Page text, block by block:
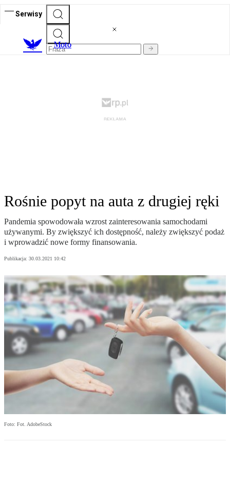
Serwisy
Moto
Rośnie popyt na auta z drugiej ręki
Pandemia spowodowała wzrost zainteresowania samochodami
używanymi. By zwiększyć ich dostępność, należy zwiększyć podaż
i wprowadzić nowe formy finansowania.
Publikacja: 30.03.2021 10:42
Foto: Fot. AdobeStock